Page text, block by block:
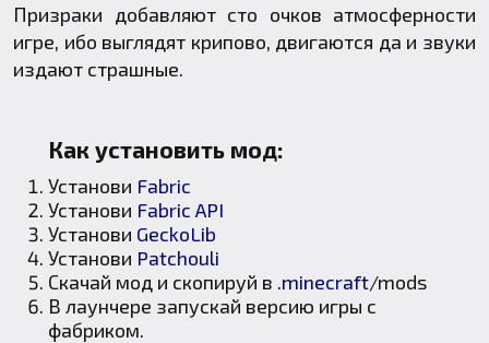
Призраки добавляют сто очков атмосферности
игре, ибо выглядят крипово, двигаются да и звуки
издают страшные.
Как установить мод:
Установи Fabric
Установи Fabric API
Установи GeckoLib
Установи Patchouli
Скачай мод и скопируй в .minecraft/mods
В лаунчере запускай версию игры с
фабриком.